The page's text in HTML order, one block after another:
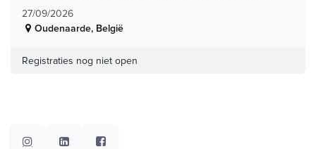
27/09/2026
Oudenaarde, België
Registraties nog niet open